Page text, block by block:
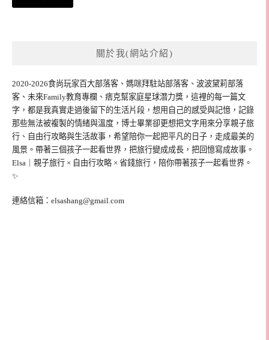
關於我(網站介紹)
2020-2026食尚玩家百大部落客、媽咪拜駐站部落客、波波黛莉部落
客、未來Family教育專欄、痞克幫家庭星球潛力獎，這裡的每一篇文
字，都是我真實走過後留下的生活片段，想用自己的感受與記憶，記錄
那些無法被複製的情緒與溫度，博士畢業卻更想把文字用來分享親子旅
行、自由行攻略與生活故事，希望陪你一起把平凡的日子，走成最美的
風景。帶著三個孩子一起看世界，把旅行變成成長，把回憶寫成故事。
Elsa｜親子旅行 × 自由行攻略 × 省錢旅行，陪你帶著孩子一起看世界。
✨
連絡信箱： elsashang@gmail.com